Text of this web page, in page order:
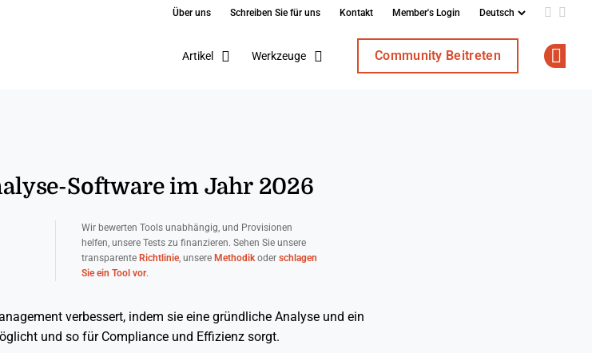
Über uns Schreiben Sie für uns Kontakt Member's Login Add us
Artikel Werkzeuge Community Beitreten
Software im Jahr 2026
Wir bewerten Tools unabhängig, und Provisionen
helfen, unsere Tests zu finanzieren. Sehen Sie unsere
transparente Richtlinie, unsere Methodikoder schlagen
Sie ein Tool vor.
verbessert, indem sie eine gründliche Analyse und ein
und so für Compliance und Effizienz sorgt.